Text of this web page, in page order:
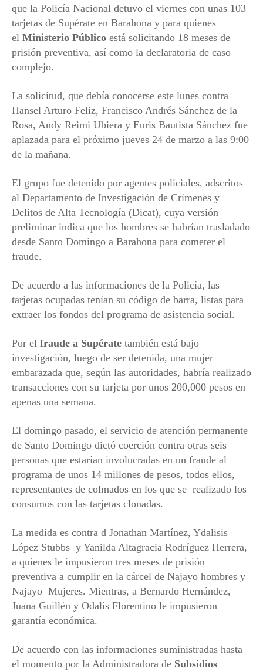
que la Policía Nacional detuvo el viernes con unas 103
tarjetas de Supérate en Barahona y para quienes
el Ministerio Público está solicitando 18 meses de
prisión preventiva, así como la declaratoria de caso
complejo.
La solicitud, que debía conocerse este lunes contra
Hansel Arturo Feliz, Francisco Andrés Sánchez de la
Rosa, Andy Reimi Ubiera y Euris Bautista Sánchez fue
aplazada para el próximo jueves 24 de marzo a las 9:00
de la mañana.
El grupo fue detenido por agentes policiales, adscritos
al Departamento de Investigación de Crímenes y
Delitos de Alta Tecnología (Dicat), cuya versión
preliminar indica que los hombres se habrían trasladado
desde Santo Domingo a Barahona para cometer el
fraude.
De acuerdo a las informaciones de la Policía, las
tarjetas ocupadas tenían su código de barra, listas para
extraer los fondos del programa de asistencia social.
Por el fraude a Supérate también está bajo
investigación, luego de ser detenida, una mujer
embarazada que, según las autoridades, habría realizado
transacciones con su tarjeta por unos 200,000 pesos en
apenas una semana.
El domingo pasado, el servicio de atención permanente
de Santo Domingo dictó coerción contra otras seis
personas que estarían involucradas en un fraude al
programa de unos 14 millones de pesos, todos ellos,
representantes de colmados en los que se realizado los
consumos con las tarjetas clonadas.
La medida es contra d Jonathan Martínez, Ydalisis
López Stubbs y Yanilda Altagracia Rodríguez Herrera,
a quienes le impusieron tres meses de prisión
preventiva a cumplir en la cárcel de Najayo hombres y
Najayo Mujeres. Mientras, a Bernardo Hernández,
Juana Guillén y Odalis Florentino le impusieron
garantía económica.
De acuerdo con las informaciones suministradas hasta
el momento por la Administradora de Subsidios